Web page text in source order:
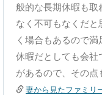
般的な長期休暇も取
なく不可もなくだと
く場合もあるので
休暇だとしても会社
があるので、その点
妻から見たファミリ